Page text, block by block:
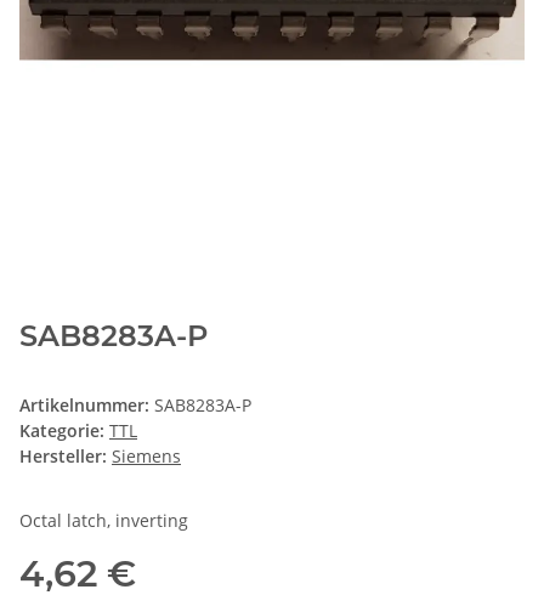
SAB8283A-P
Artikelnummer: SAB8283A-P
Kategorie: TTL
Hersteller: Siemens
Octal latch, inverting
4,62 €